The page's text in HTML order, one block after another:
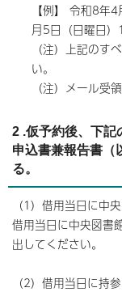
【例】 令和8年
月5日（日曜日
（注）上記のす
い。
（注）メール受
2 .仮予約後、下記
申込書兼報告書（
る。
（1）借用当日に中
借用当日に中央図書
出してください。
（2）借用当日に持